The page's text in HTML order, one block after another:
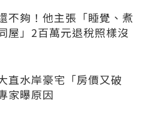
不夠！他主張「睡覺、煮
屋」2百萬元退稅照樣沒
直水岸豪宅「房價又破
家曝原因